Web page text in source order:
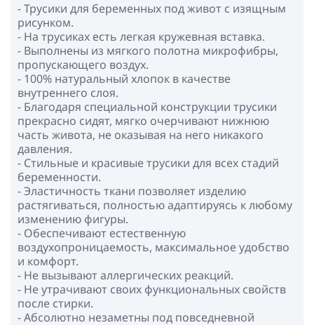
- Трусики для беременных под живот с изящным
рисунком.
- На трусиках есть легкая кружевная вставка.
- Выполнены из мягкого полотна микрофибры,
пропускающего воздух.
- 100% натуральный хлопок в качестве
внутреннего слоя.
- Благодаря специальной конструкции трусики
прекрасно сидят, мягко очерчивают нижнюю
часть живота, не оказывая на него никакого
давления.
- Стильные и красивые трусики для всех стадий
беременности.
- Эластичность ткани позволяет изделию
растягиваться, полностью адаптируясь к любому
изменению фигуры.
- Обеспечивают естественную
воздухопроницаемость, максимальное удобство
и комфорт.
- Не вызывают аллергических реакций.
- Не утрачивают своих функциональных свойств
после стирки.
- Абсолютно незаметны под повседневной